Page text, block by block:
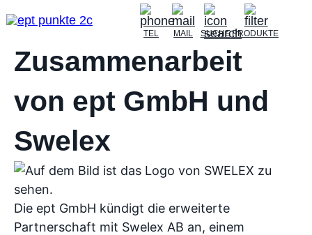
TEL MAIL SUCHEPRODUKTE
Zusammenarbeit
von ept GmbH und
Swelex
Die ept GmbH kündigt die erweiterte
Partnerschaft mit Swelex AB an, einem